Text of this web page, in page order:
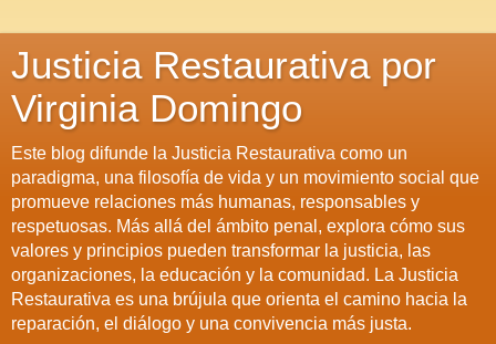
Justicia Restaurativa por
Virginia Domingo
Este blog difunde la Justicia Restaurativa como un
paradigma, una filosofía de vida y un movimiento social que
promueve relaciones más humanas, responsables y
respetuosas. Más allá del ámbito penal, explora cómo sus
valores y principios pueden transformar la justicia, las
organizaciones, la educación y la comunidad. La Justicia
Restaurativa es una brújula que orienta el camino hacia la
reparación, el diálogo y una convivencia más justa.